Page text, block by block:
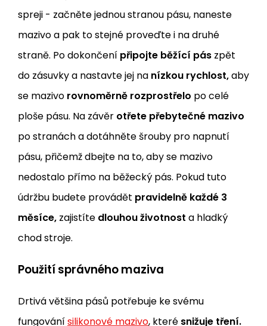
spreji - začněte jednou stranou pásu, naneste
mazivo a pak to stejné proveďte i na druhé
straně. Po dokončení připojte běžící pás zpět
do zásuvky a nastavte jej na nízkou rychlost,aby
se mazivo rovnoměrně rozprostřelo po celé
ploše pásu. Na závěr otřete přebytečné mazivo
po stranách a dotáhněte šrouby pro napnutí
pásu, přičemž dbejte na to, aby se mazivo
nedostalo přímo na běžecký pás. Pokud tuto
údržbu budete provádět pravidelně každé 3
měsíce, zajistíte dlouhou životnost a hladký
chod stroje.
Použití správného maziva
Drtivá většina pásů potřebuje ke svému
fungovánísilikonové mazivo, které snižuje tření.